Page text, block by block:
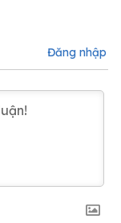
Đăng nhập